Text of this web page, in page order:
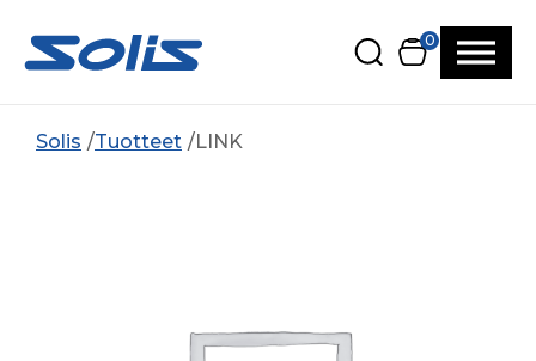
0
Solis Tuotteet LINK